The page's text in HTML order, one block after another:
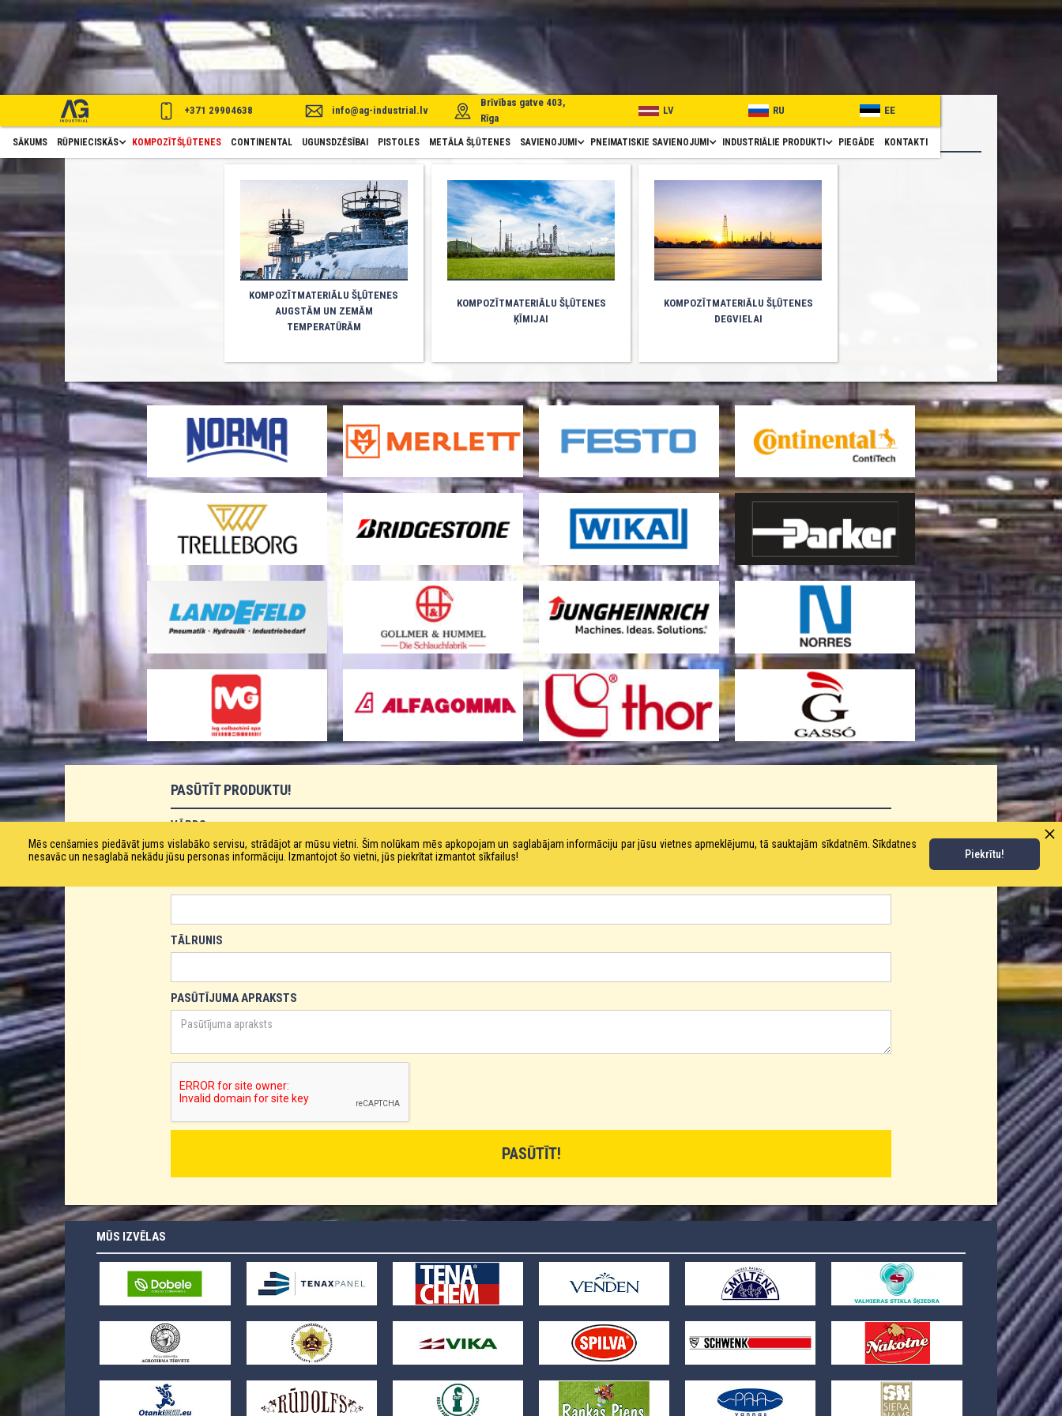
+371 29904638 info@ag-industrial.lv
Brīvības gatve 403,
Rīga
LV RU EE
SĀKUMS RŪPNIECISKĀS KOMPOZĪTŠĻŪTENES CONTINENTAL UGUNSDZĒSĪBAI PISTOLES METĀLA ŠĻŪTENES SAVIENOJUMI PNEIMATISKIE SAVIENOJUMI INDUSTRIĀLIE PRODUKTI PIEGĀDE KONTAKTI
KOMPOZĪTMATERIĀLU ŠĻŪTENES
KOMPOZĪTMATERIĀLU ŠĻŪTENES
AUGSTĀM UN ZEMĀM
TEMPERATŪRĀM
KOMPOZĪTMATERIĀLU ŠĻŪTENES
ĶĪMIJAI
KOMPOZĪTMATERIĀLU ŠĻŪTENES
DEGVIELAI
PASŪTĪT PRODUKTU!
VĀRDS
TĀLRUNIS
PASŪTĪJUMA APRAKSTS
MŪS IZVĒLAS
Mēs cenšamies piedāvāt jums vislabāko servisu, strādājot ar mūsu vietni. Šim nolūkam mēs apkopojam un saglabājam informāciju par jūsu vietnes apmeklējumu, tā sauktajām sīkdatnēm. Sīkdatnes
nesavāc un nesaglabā nekādu jūsu personas informāciju. Izmantojot šo vietni, jūs piekrītat izmantot sīkfailus!
Piekrītu!